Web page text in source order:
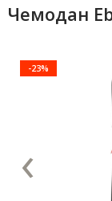
Чемодан
-23%
‹